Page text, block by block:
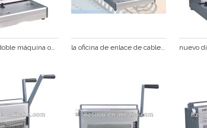
a3 tamaño doble máquina obligatoria de alambre cw430t la oficina de enlace de cable de la máquina para artículos de papelería de oficina cw430